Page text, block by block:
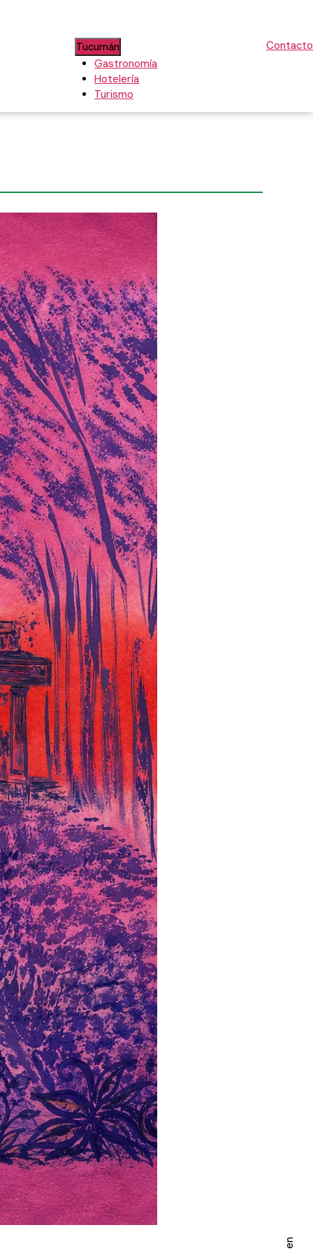
Tucumán
Gastronomía
Hotelería
Turismo
Contacto